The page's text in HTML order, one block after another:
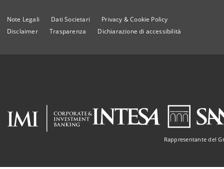
Note Legali Dati Societari
Privacy & Cookie Policy
Disclaimer
Trasparenza Dichiarazione di accessibilità
Rappresentante del